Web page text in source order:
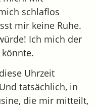
schlaflos
mir keine Ruhe.
Ich mich der
Uhrzeit
tatsächlich, in
die mir mitteilt,